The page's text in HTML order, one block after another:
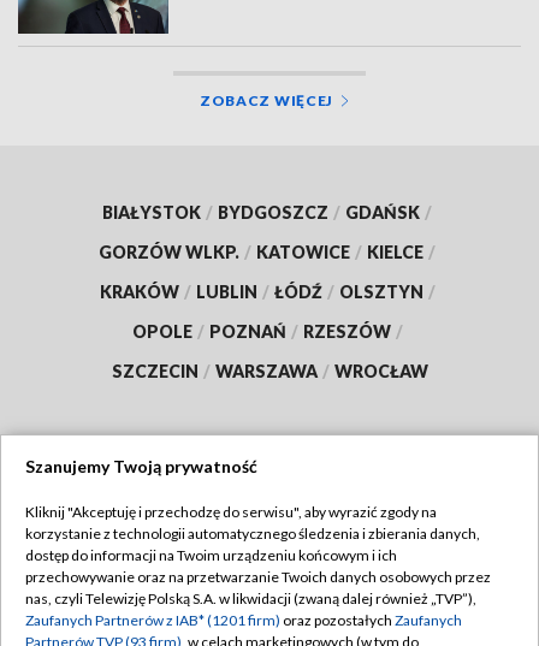
ZOBACZ WIĘCEJ
BIAŁYSTOK / BYDGOSZCZ / GDAŃSK /
GORZÓW WLKP. / KATOWICE / KIELCE /
KRAKÓW / LUBLIN / ŁÓDŹ / OLSZTYN /
OPOLE / POZNAŃ / RZESZÓW /
SZCZECIN / WARSZAWA / WROCŁAW
TVP
Abonament TVP
Emisja w TVP
Regulamin TVP
Polityka prywatności
Szanujemy Twoją prywatność
Kliknij "Akceptuję i przechodzę do serwisu", aby wyrazić zgody na
korzystanie z technologii automatycznego śledzenia i zbierania danych,
dostęp do informacji na Twoim urządzeniu końcowym i ich
przechowywanie oraz na przetwarzanie Twoich danych osobowych przez
nas, czyli Telewizję Polską S.A. w likwidacji (zwaną dalej również „TVP”),
Zaufanych Partnerów z IAB* (1201 firm) oraz pozostałych Zaufanych
Partnerów TVP (93 firm) , w celach marketingowych (w tym do